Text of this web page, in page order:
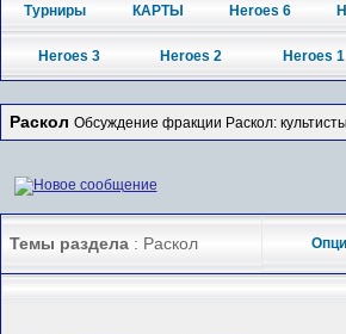
Турниры КАРТЫ Heroes 6
Heroes 3 Heroes 2 Heroes 1
Раскол Обсуждение фракции Раскол:
Темы раздела : Раскол